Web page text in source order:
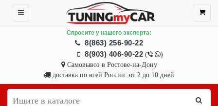
Спросите у нашего эксперта:
8(863) 256-90-22
8(903) 406-90-22 (
)
Самовывоз в Ростове-на-Дону
доставка по всей России: от 2 до 10 дней